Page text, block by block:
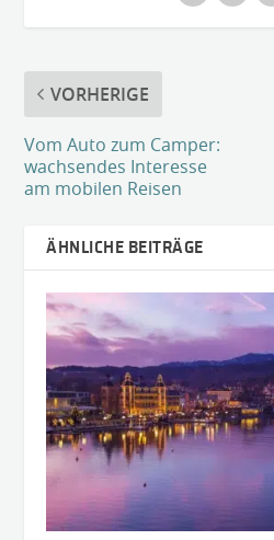
VORHERIGE
Vom Auto zum Camper:
wachsendes Interesse
am mobilen Reisen
ÄHNLICHE BEITRÄGE